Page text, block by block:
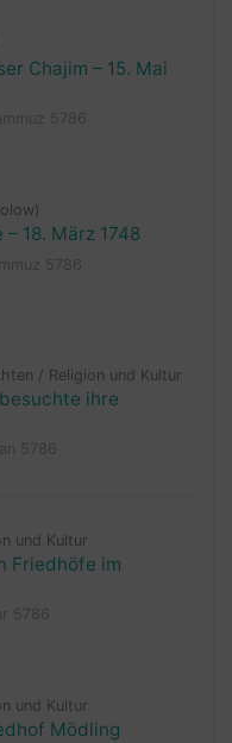
Chajim – 15. Mai
18. März 1748
/ Religion und Kultur
ihre
und Kultur
Friedhöfe im
und Kultur
Mödling